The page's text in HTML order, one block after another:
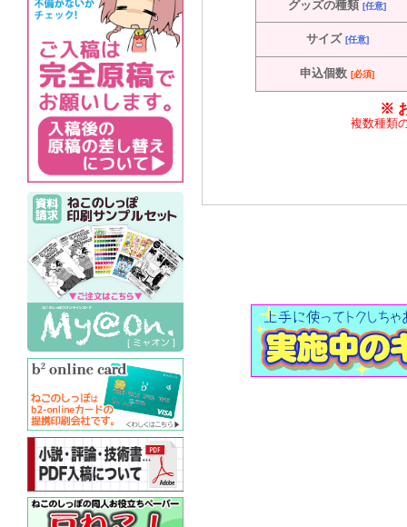
グッズの種類 [任意]
サイズ [任意]
申込個数 [必須]
※
複数種類